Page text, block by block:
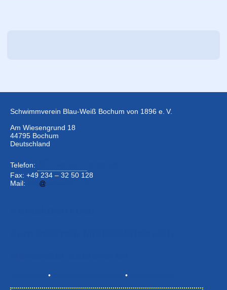
Schwimmverein Blau-Weiß Bochum von 1896 e. V.
Am Wiesengrund 18
44795 Bochum
Deutschland
Telefon:
Fax: +49 234 – 32 50 128
Mail:
• •